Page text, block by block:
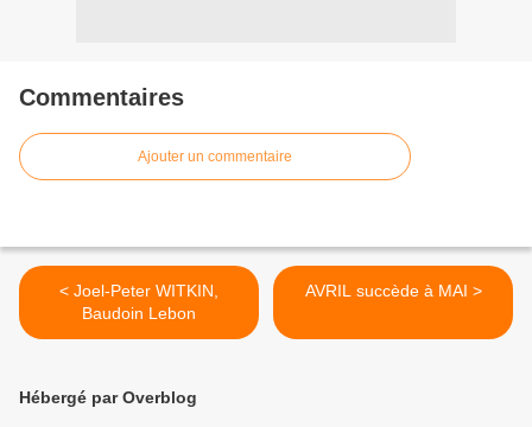
Commentaires
Ajouter un commentaire
< Joel-Peter WITKIN,
Baudoin Lebon
AVRIL succède à MAI >
Hébergé par Overblog